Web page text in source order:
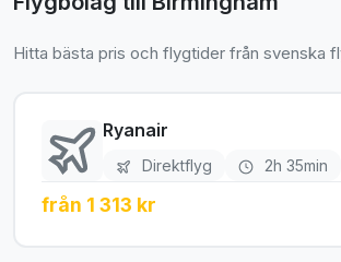
Hitta bästa pris och flygtider från svenska
Ryanair
Direktflyg 2h 35min
från 1 313 kr